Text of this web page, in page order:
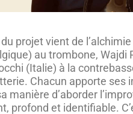
projet vient de
au trombone, Wajdi
(Italie) à la
Chacun apporte ses
manière d’aborder
profond et identifiable.